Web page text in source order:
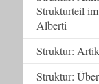
Strukturteil
Alberti
Struktur:
Struktur: